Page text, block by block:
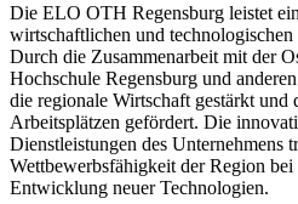
Die ELO OTH Regensburg leistet
wirtschaftlichen und
Durch die Zusammenarbeit mit der
Hochschule Regensburg und
die regionale Wirtschaft gestärkt und
Arbeitsplätzen gefördert. Die
Dienstleistungen des Unternehmens
Wettbewerbsfähigkeit der Region bei
Entwicklung neuer Technologien.